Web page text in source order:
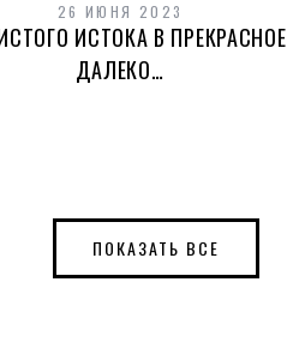
26 ИЮНЯ 2023
ИСТОКА В ПРЕКРАСНОЕ
ДАЛЕКО…
ПОКАЗАТЬ ВСЕ